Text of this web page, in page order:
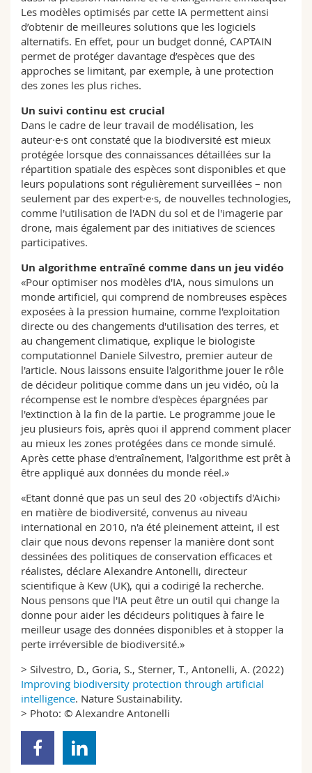
Les modèles optimisés par cette IA permettent ainsi
d’obtenir de meilleures solutions que les logiciels
alternatifs. En effet, pour un budget donné, CAPTAIN
permet de protéger davantage d’espèces que des
approches se limitant, par exemple, à une protection
des zones les plus riches.
Un suivi continu est crucial
Dans le cadre de leur travail de modélisation, les
auteur·e·s ont constaté que la biodiversité est mieux
protégée lorsque des connaissances détaillées sur la
répartition spatiale des espèces sont disponibles et que
leurs populations sont régulièrement surveillées – non
seulement par des expert·e·s, de nouvelles technologies,
comme l'utilisation de l'ADN du sol et de l'imagerie par
drone, mais également par des initiatives de sciences
participatives.
Un algorithme entraîné comme dans un jeu vidéo
«Pour optimiser nos modèles d'IA, nous simulons un
monde artificiel, qui comprend de nombreuses espèces
exposées à la pression humaine, comme l'exploitation
directe ou des changements d'utilisation des terres, et
au changement climatique, explique le biologiste
computationnel Daniele Silvestro, premier auteur de
l'article. Nous laissons ensuite l'algorithme jouer le rôle
de décideur politique comme dans un jeu vidéo, où la
récompense est le nombre d'espèces épargnées par
l'extinction à la fin de la partie. Le programme joue le
jeu plusieurs fois, après quoi il apprend comment placer
au mieux les zones protégées dans ce monde simulé.
Après cette phase d'entraînement, l'algorithme est prêt à
être appliqué aux données du monde réel.»
«Etant donné que pas un seul des 20 ‹objectifs d'Aichi›
en matière de biodiversité, convenus au niveau
international en 2010, n'a été pleinement atteint, il est
clair que nous devons repenser la manière dont sont
dessinées des politiques de conservation efficaces et
réalistes, déclare Alexandre Antonelli, directeur
scientifique à Kew (UK), qui a codirigé la recherche.
Nous pensons que l'IA peut être un outil qui change la
donne pour aider les décideurs politiques à faire le
meilleur usage des données disponibles et à stopper la
perte irréversible de biodiversité.»
> Silvestro, D., Goria, S., Sterner, T., Antonelli, A. (2022)
Improving biodiversity protection through artificial
intelligence. Nature Sustainability.
> Photo: © Alexandre Antonelli